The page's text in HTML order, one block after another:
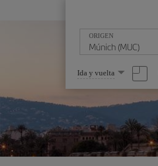
ORIGEN
Seleccione
una
opción
Ida y vuelta